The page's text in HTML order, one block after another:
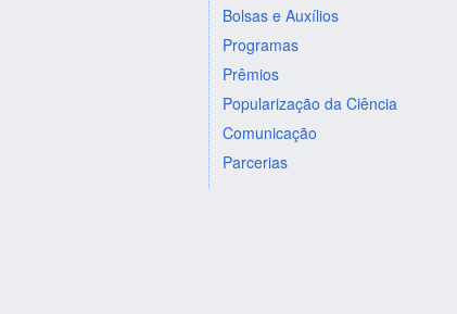
Bolsas e Auxílios
Programas
Prêmios
Popularização da Ciência
Comunicação
Parcerias